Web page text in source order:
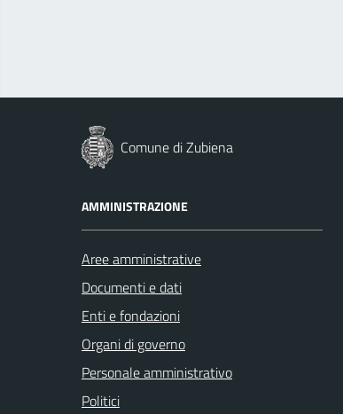
Comune di Zubiena
AMMINISTRAZIONE
Aree amministrative
Documenti e dati
Enti e fondazioni
Organi di governo
Personale amministrativo
Politici